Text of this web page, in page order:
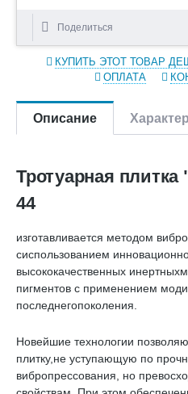
Поделиться
КУПИТЬ ЭТОТ ТОВАР
ОПЛАТА
Описание
Тротуарная
44
изготавливается методом
сиспользованием
высококачественных
пигментов с применением
последнегопоколения.
Новейшие технологии
плитку,не уступающую по
вибропрессования, но